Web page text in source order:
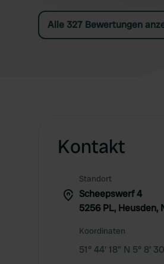
Alle 327 Bewertungen
Kontakt
Standort
Scheepswerf 4
5256 PL, Heusden,
Koordinaten
51° 44' 18" N 5° 8'